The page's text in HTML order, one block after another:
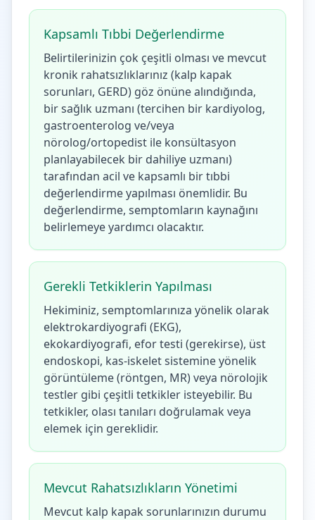
Kapsamlı Tıbbi Değerlendirme
Belirtilerinizin çok çeşitli olması ve mevcut
kronik rahatsızlıklarınız (kalp kapak
sorunları, GERD) göz önüne alındığında,
bir sağlık uzmanı (tercihen bir kardiyolog,
gastroenterolog ve/veya
nörolog/ortopedist ile konsültasyon
planlayabilecek bir dahiliye uzmanı)
tarafından acil ve kapsamlı bir tıbbi
değerlendirme yapılması önemlidir. Bu
değerlendirme, semptomların kaynağını
belirlemeye yardımcı olacaktır.
Gerekli Tetkiklerin Yapılması
Hekiminiz, semptomlarınıza yönelik olarak
elektrokardiyografi (EKG),
ekokardiyografi, efor testi (gerekirse), üst
endoskopi, kas-iskelet sistemine yönelik
görüntüleme (röntgen, MR) veya nörolojik
testler gibi çeşitli tetkikler isteyebilir. Bu
tetkikler, olası tanıları doğrulamak veya
elemek için gereklidir.
Mevcut Rahatsızlıkların Yönetimi
Mevcut kalp kapak sorunlarınızın durumu